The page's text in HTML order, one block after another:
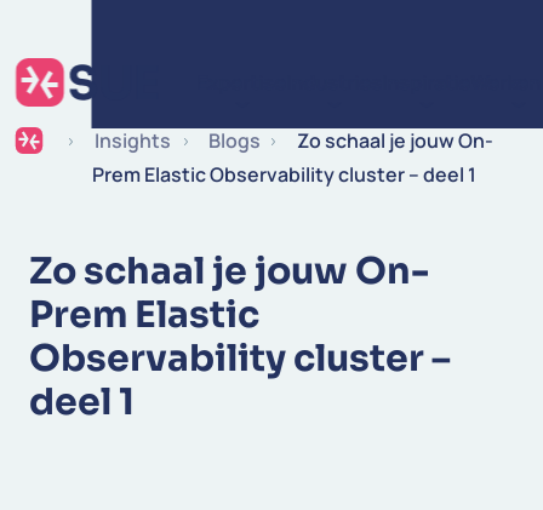
Insights Blogs
Zo schaal je jouw On-
Prem Elastic Observability cluster – deel 1
Zo schaal je jouw On-
Prem Elastic
Observability cluster –
deel 1